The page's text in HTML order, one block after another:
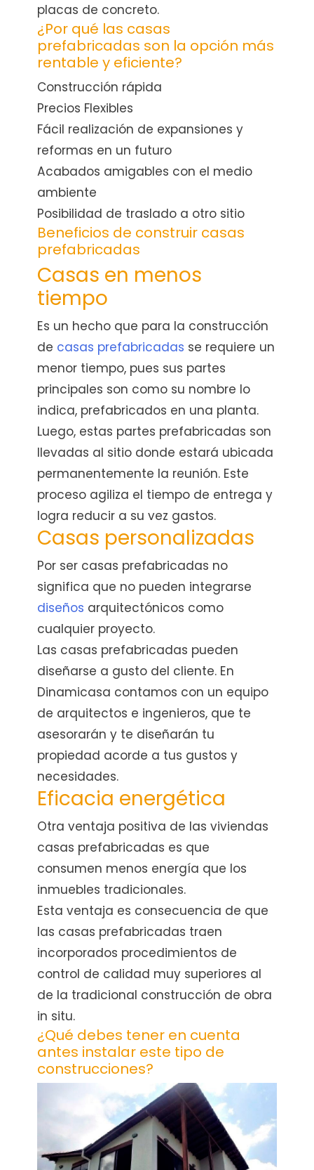
placas de concreto.
¿Por qué las casas
prefabricadas son la opción más
rentable y eficiente?
Construcción rápida
Precios Flexibles
Fácil realización de expansiones y
reformas en un futuro
Acabados amigables con el medio
ambiente
Posibilidad de traslado a otro sitio
Beneficios de construir casas
prefabricadas
Casas en menos
tiempo
Es un hecho que para la construcción
de casas prefabricadas se requiere un
menor tiempo, pues sus partes
principales son como su nombre lo
indica, prefabricados en una planta.
Luego, estas partes prefabricadas son
llevadas al sitio donde estará ubicada
permanentemente la reunión. Este
proceso agiliza el tiempo de entrega y
logra reducir a su vez gastos.
Casas personalizadas
Por ser casas prefabricadas no
significa que no pueden integrarse
diseños arquitectónicos como
cualquier proyecto.
Las casas prefabricadas pueden
diseñarse a gusto del cliente. En
Dinamicasa contamos con un equipo
de arquitectos e ingenieros, que te
asesorarán y te diseñarán tu
propiedad acorde a tus gustos y
necesidades.
Eficacia energética
Otra ventaja positiva de las viviendas
casas prefabricadas es que
consumen menos energía que los
inmuebles tradicionales.
Esta ventaja es consecuencia de que
las casas prefabricadas traen
incorporados procedimientos de
control de calidad muy superiores al
de la tradicional construcción de obra
in situ.
¿Qué debes tener en cuenta
antes instalar este tipo de
construcciones?